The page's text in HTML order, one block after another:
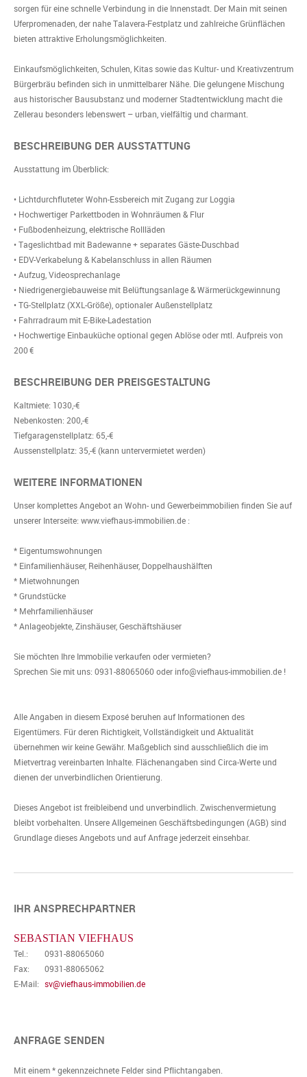
sorgen für eine schnelle Verbindung in die Innenstadt. Der Main mit seinen
Uferpromenaden, der nahe Talavera-Festplatz und zahlreiche Grünflächen
bieten attraktive Erholungsmöglichkeiten.
Einkaufsmöglichkeiten, Schulen, Kitas sowie das Kultur- und Kreativzentrum
Bürgerbräu befinden sich in unmittelbarer Nähe. Die gelungene Mischung
aus historischer Bausubstanz und moderner Stadtentwicklung macht die
Zellerau besonders lebenswert – urban, vielfältig und charmant.
BESCHREIBUNG DER AUSSTATTUNG
Ausstattung im Überblick:
• Lichtdurchfluteter Wohn-Essbereich mit Zugang zur Loggia
• Hochwertiger Parkettboden in Wohnräumen & Flur
• Fußbodenheizung, elektrische Rollläden
• Tageslichtbad mit Badewanne + separates Gäste-Duschbad
• EDV-Verkabelung & Kabelanschluss in allen Räumen
• Aufzug, Videosprechanlage
• Niedrigenergiebauweise mit Belüftungsanlage & Wärmerückgewinnung
• TG-Stellplatz (XXL-Größe), optionaler Außenstellplatz
• Fahrradraum mit E-Bike-Ladestation
• Hochwertige Einbauküche optional gegen Ablöse oder mtl. Aufpreis von
200 €
BESCHREIBUNG DER PREISGESTALTUNG
Kaltmiete: 1030,-€
Nebenkosten: 200,-€
Tiefgaragenstellplatz: 65,-€
Aussenstellplatz: 35,-€ (kann untervermietet werden)
WEITERE INFORMATIONEN
Unser komplettes Angebot an Wohn- und Gewerbeimmobilien finden Sie auf
unserer Interseite: www.viefhaus-immobilien.de :
* Eigentumswohnungen
* Einfamilienhäuser, Reihenhäuser, Doppelhaushälften
* Mietwohnungen
* Grundstücke
* Mehrfamilienhäuser
* Anlageobjekte, Zinshäuser, Geschäftshäuser
Sie möchten Ihre Immobilie verkaufen oder vermieten?
Sprechen Sie mit uns: 0931-88065060 oder info@viefhaus-immobilien.de !
Alle Angaben in diesem Exposé beruhen auf Informationen des
Eigentümers. Für deren Richtigkeit, Vollständigkeit und Aktualität
übernehmen wir keine Gewähr. Maßgeblich sind ausschließlich die im
Mietvertrag vereinbarten Inhalte. Flächenangaben sind Circa-Werte und
dienen der unverbindlichen Orientierung.
Dieses Angebot ist freibleibend und unverbindlich. Zwischenvermietung
bleibt vorbehalten. Unsere Allgemeinen Geschäftsbedingungen (AGB) sind
Grundlage dieses Angebots und auf Anfrage jederzeit einsehbar.
IHR ANSPRECHPARTNER
SEBASTIAN VIEFHAUS
Tel.:
0931-88065060
Fax:
0931-88065062
E-Mail: sv@viefhaus-immobilien.de
ANFRAGE SENDEN
Mit einem * gekennzeichnete Felder sind Pflichtangaben.